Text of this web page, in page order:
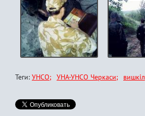
Теги: УНСО УНА-УНСО Черкаси вишкіл